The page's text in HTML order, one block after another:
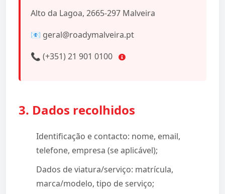
Alto da Lagoa, 2665-297 Malveira
📧 geral@roadymalveira.pt
📞 (+351) 21 901 0100
3. Dados recolhidos
Identificação e contacto: nome, email,
telefone, empresa (se aplicável);
Dados de viatura/serviço: matrícula,
marca/modelo, tipo de serviço;